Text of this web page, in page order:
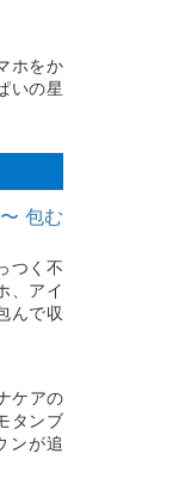
ホをか
いの星
包む
つく不
、アイ
んで収
ケアの
タンブ
ンが追